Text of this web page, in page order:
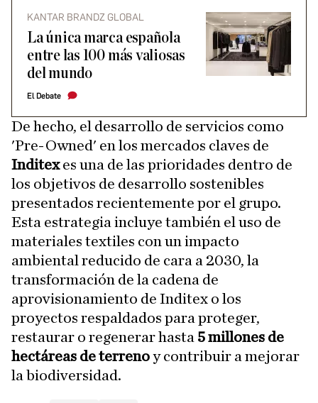
KANTAR BRANDZ GLOBAL
La única marca española
entre las 100 más valiosas
del mundo
El Debate
De hecho, el desarrollo de servicios como
'Pre-Owned' en los mercados claves de
Inditexes una de las prioridades dentro de
los objetivos de desarrollo sostenibles
presentados recientemente por el grupo.
Esta estrategia incluye también el uso de
materiales textiles con un impacto
ambiental reducido de cara a 2030, la
transformación de la cadena de
aprovisionamiento de Inditex o los
proyectos respaldados para proteger,
restaurar o regenerar hasta 5 millones de
hectáreas de terrenoy contribuir a mejorar
la biodiversidad.